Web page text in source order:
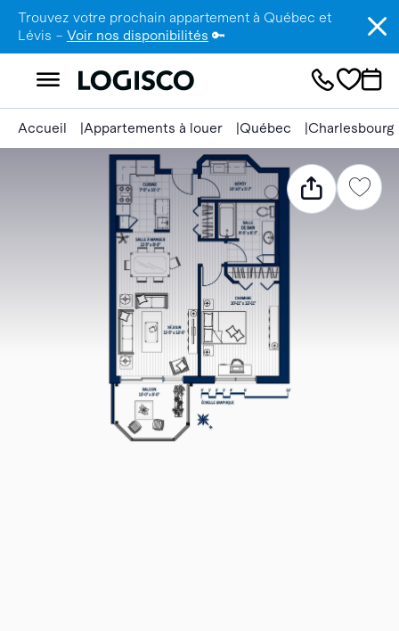
Trouvez votre prochain appartement à Québec et
Lévis – Voir nos disponibilités 🔑
Accueil Appartements à louer Québec Charlesbourg